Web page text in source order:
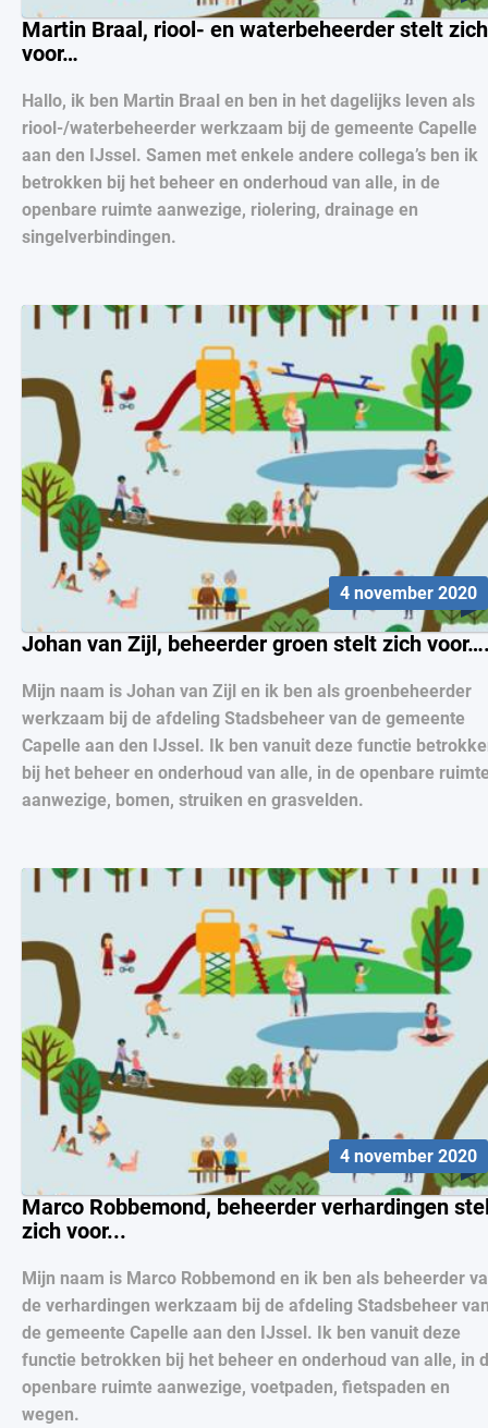
Martin Braal, riool- en waterbeheerder stelt zich
voor…
Hallo, ik ben Martin Braal en ben in het dagelijks leven als
riool-/waterbeheerder werkzaam bij de gemeente Capelle
aan den IJssel. Samen met enkele andere collega’s ben ik
betrokken bij het beheer en onderhoud van alle, in de
openbare ruimte aanwezige, riolering, drainage en
singelverbindingen.
4 november 2020
Johan van Zijl, beheerder groen stelt zich
Mijn naam is Johan van Zijl en ik ben als groenbeheerder
werkzaam bij de afdeling Stadsbeheer van de gemeente
Capelle aan den IJssel. Ik ben vanuit deze functie
bij het beheer en onderhoud van alle, in de openbare
aanwezige, bomen, struiken en grasvelden.
4 november 2020
Marco Robbemond, beheerder verhardingen
zich voor...
Mijn naam is Marco Robbemond en ik ben als beheerder
de verhardingen werkzaam bij de afdeling Stadsbeheer
de gemeente Capelle aan den IJssel. Ik ben vanuit deze
functie betrokken bij het beheer en onderhoud van alle, in
openbare ruimte aanwezige, voetpaden, fietspaden en
wegen.